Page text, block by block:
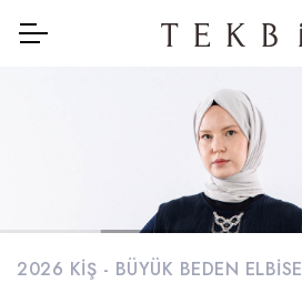
2026 KIŞ - BÜYÜK BEDEN ELBISE